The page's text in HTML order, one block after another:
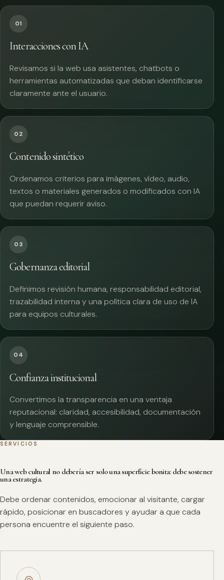
01
Interacciones con IA
Revisamos si la web usa asistentes, chatbots o
herramientas automatizadas que deban identificarse
claramente ante el usuario.
02
Contenido sintético
Ordenamos criterios para imágenes, vídeo, audio,
textos o materiales generados o modificados con IA
que puedan requerir aviso.
03
Gobernanza editorial
Definimos revisión humana, responsabilidad editorial,
trazabilidad interna y una política clara de uso de IA
para equipos culturales.
04
Confianza institucional
Convertimos la transparencia en una ventaja
reputacional: claridad, accesibilidad, documentación
y lenguaje comprensible.
SERVICIOS
Una web cultural no debería ser solo una superficie bonita: debe sostener
una estrategia.
Debe ordenar contenidos, emocionar al visitante, cargar
rápido, posicionar en buscadores y ayudar a que cada
persona encuentre el siguiente paso.